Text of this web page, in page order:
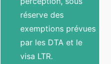
réserve des
exemptions prévues
par les DTA et le
visa LTR.